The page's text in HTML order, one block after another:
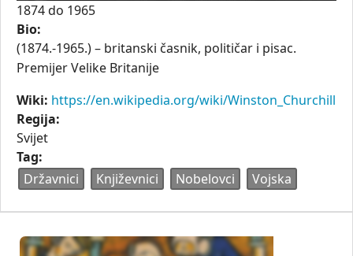
1874do 1965
Bio:
(1874.-1965.) – britanski časnik, političar i pisac.
Premijer Velike Britanije
Wiki: https://en.wikipedia.org/wiki/Winston_Churchill
Regija:
Svijet
Tag:
Državnici
Književnici Nobelovci Vojska